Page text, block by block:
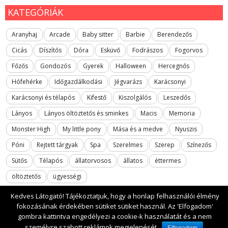
KATEGÓRIÁK
Aranyhaj Arcade Baby sitter Barbie
Berendezős
Cicás
Díszítős Dóra Esküvő Fodrászos
Fogorvos
Főzős
Gondozós Gyerek Halloween
Hercegnős
Hófehérke
Időgazdálkodási Jégvarázs
Karácsonyi
Karácsonyi és télapós
Kifestő Kiszolgálós
Leszedős
Lányos
Lányos öltöztetős és sminkes Macis
Memoria
Monster High
My little pony Mása és a medve
Nyuszis
Póni
Rejtett tárgyak Spa Szerelmes Szerep
Színezős
Sütős
Télapós állatorvosos állatos
éttermes
öltöztetős
ügyességi
2017 All rights reserved. lanyosjatekok.gyerekfilmek.hu
Kedves Látogató! Tájékoztatjuk, hogy a honlap felhasználói élmény
fokozásának érdekében sütiket sütiket használ. Az 'Elfogadom'
gombra kattintva engedélyezi a cookie-k használatát és a nem